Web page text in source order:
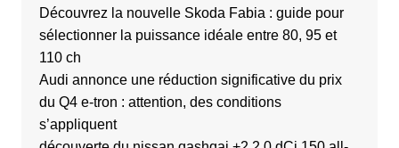
Découvrez la nouvelle Skoda Fabia : guide pour
sélectionner la puissance idéale entre 80, 95 et
110 ch
Audi annonce une réduction significative du prix
du Q4 e-tron : attention, des conditions
s’appliquent